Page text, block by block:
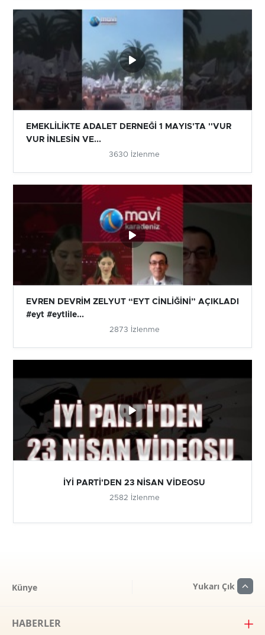
EMEKLİLİKTE ADALET DERNEĞİ 1 MAYIS'TA ''VUR
VUR İNLESİN VE...
3630 İzlenme
EVREN DEVRİM ZELYUT “EYT CİNLİĞİNİ” AÇIKLADI
#eyt #eytlile...
2873 İzlenme
İYİ PARTİ'DEN 23 NİSAN VİDEOSU
2582 İzlenme
Künye Yukarı Çık
HABERLER